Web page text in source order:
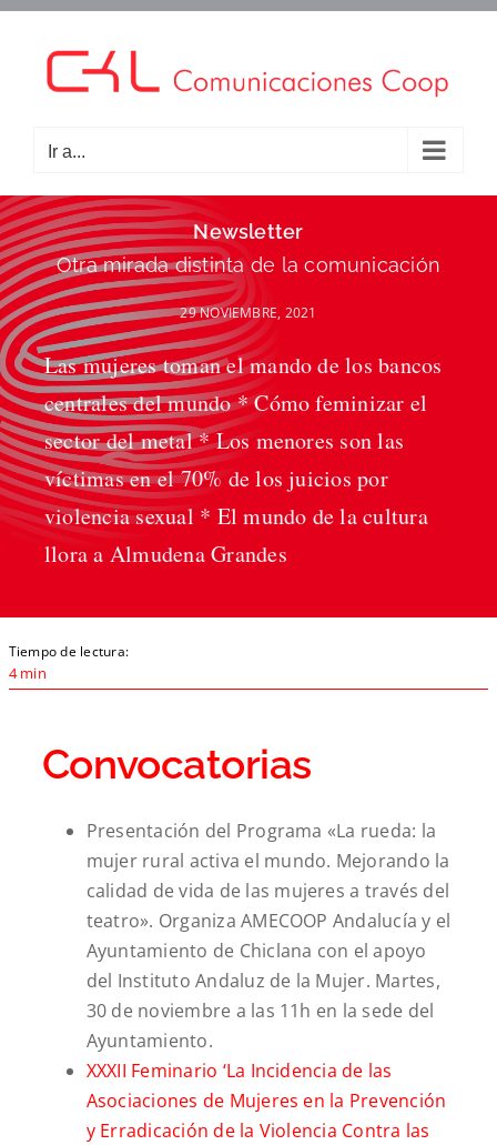
contenido
Ir a...
Newsletter
Otra mirada distinta de la comunicación
29 NOVIEMBRE, 2021
Las mujeres toman el mando de los bancos
centrales del mundo * Cómo feminizar el
sector del metal * Los menores son las
víctimas en el 70% de los juicios por
violencia sexual * El mundo de la cultura
llora a Almudena Grandes
Tiempo de lectura:
4 min
Convocatorias
Presentación del Programa «La rueda: la
mujer rural activa el mundo. Mejorando la
calidad de vida de las mujeres a través del
teatro». Organiza AMECOOP Andalucía y el
Ayuntamiento de Chiclana con el apoyo
del Instituto Andaluz de la Mujer. Martes,
30 de noviembre a las 11h en la sede del
Ayuntamiento.
XXXII Feminario ‘La Incidencia de las
Asociaciones de Mujeres en la Prevención
y Erradicación de la Violencia Contra las